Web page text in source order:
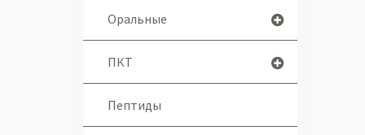
Оральные
ПКТ
Пептиды